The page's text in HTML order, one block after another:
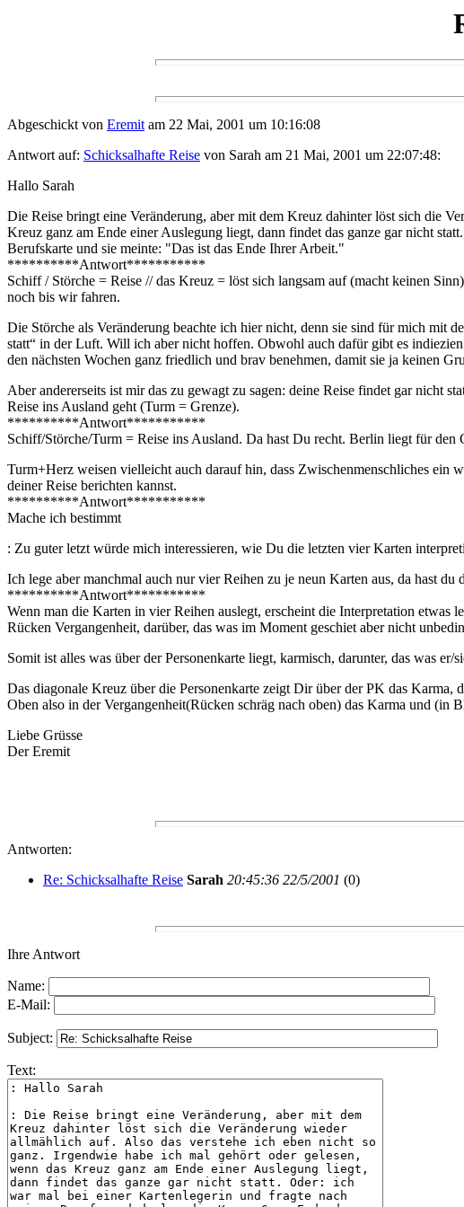
Abgeschickt von Eremitam 22 Mai, 2001 um 10:16:08
Antwort auf: Schicksalhafte Reise von Sarah am 21 Mai, 2001 um 22:07:48:
Hallo Sarah
Die Reise bringt eine Veränderung, aber mit dem Kreuz dahinter löst sich die
Kreuz ganz am Ende einer Auslegung liegt, dann findet das ganze gar nicht
Berufskarte und sie meinte: "Das ist das Ende Ihrer Arbeit."
**********Antwort***********
Schiff / Störche = Reise // das Kreuz = löst sich langsam auf (macht keinen
noch bis wir fahren.
Die Störche als Veränderung beachte ich hier nicht, denn sie sind für mich mit
statt“ in der Luft. Will ich aber nicht hoffen. Obwohl auch dafür gibt es
den nächsten Wochen ganz friedlich und brav benehmen, damit sie ja keinen
Aber andererseits ist mir das zu gewagt zu sagen: deine Reise findet gar nicht
Reise ins Ausland geht (Turm = Grenze).
**********Antwort***********
Schiff/Störche/Turm = Reise ins Ausland. Da hast Du recht. Berlin liegt für
Turm+Herz weisen vielleicht auch darauf hin, dass Zwischenmenschliches
deiner Reise berichten kannst.
**********Antwort***********
Mache ich bestimmt
: Zu guter letzt würde mich interessieren, wie Du die letzten vier Karten
Ich lege aber manchmal auch nur vier Reihen zu je neun Karten aus, da hast
**********Antwort***********
Wenn man die Karten in vier Reihen auslegt, erscheint die Interpretation
Rücken Vergangenheit, darüber, das was im Moment geschiet aber nicht
Somit ist alles was über der Personenkarte liegt, karmisch, darunter, das was er/
Das diagonale Kreuz über die Personenkarte zeigt Dir über der PK das Karma,
Oben also in der Vergangenheit(Rücken schräg nach oben) das Karma und
Liebe Grüsse
Der Eremit
Antworten:
Re: Schicksalhafte Reise Sarah 20:45:36 22/5/2001 (0)
Ihre Antwort
Name:
E-Mail:
Subject:
Text: